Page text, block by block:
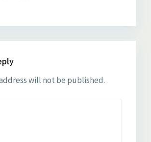
will not be published.